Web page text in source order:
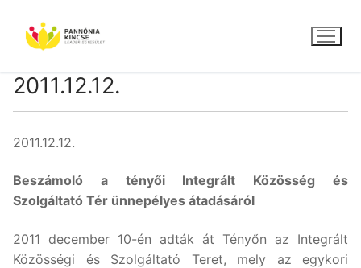
tartalomra
2011.12.12.
2011.12.12.
Beszámoló a tényői Integrált Közösség és
Szolgáltató Tér ünnepélyes átadásáról
2011 december 10-én adták át Tényőn az Integrált
Közösségi és Szolgáltató Teret, mely az egykori